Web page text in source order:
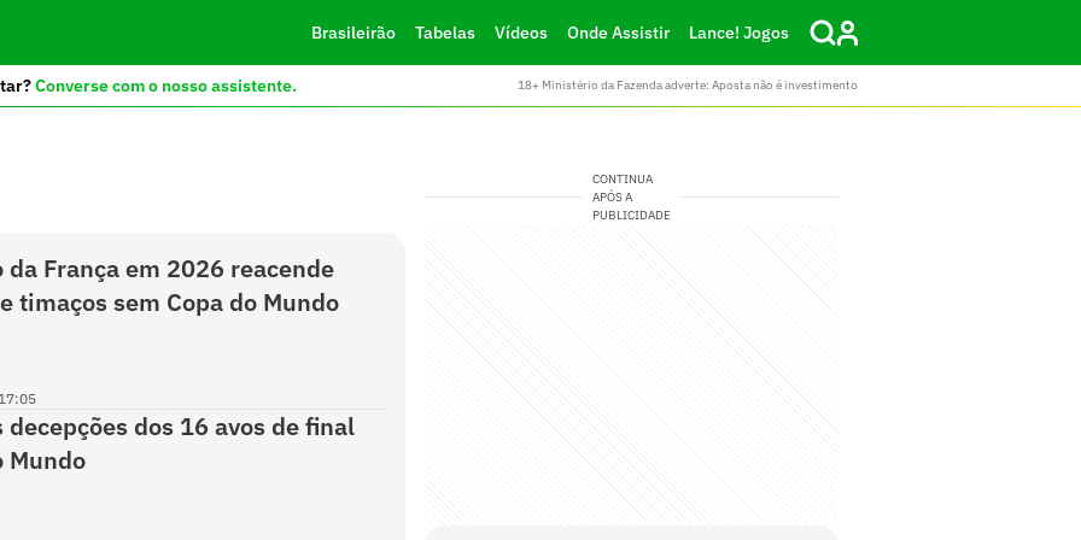
Brasileirão Tabelas Vídeos Onde Assistir Lance! Jogos
Converse com o nosso assistente. 18+ Ministério da Fazenda adverte: Aposta não é investimento
França em 2026 reacende
timaços sem Copa do Mundo
decepções dos 16 avos de final
Mundo
CONTINUA
APÓS A
PUBLICIDADE